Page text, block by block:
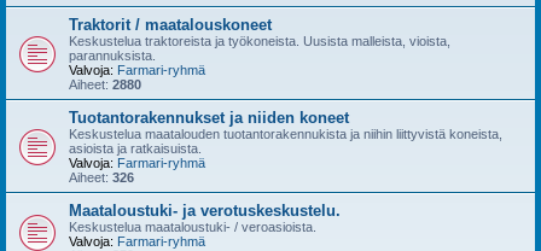
Traktorit / maatalouskoneet
Keskustelua traktoreista ja työkoneista. Uusista malleista, vioista,
parannuksista.
Valvoja: Farmari-ryhmä
Aiheet: 2880
Tuotantorakennukset ja niiden koneet
Keskustelua maatalouden tuotantorakennukista ja niihin liittyvistä koneista,
asioista ja ratkaisuista.
Valvoja: Farmari-ryhmä
Aiheet: 326
Maataloustuki- ja verotuskeskustelu.
Keskustelua maataloustuki- / veroasioista.
Valvoja: Farmari-ryhmä